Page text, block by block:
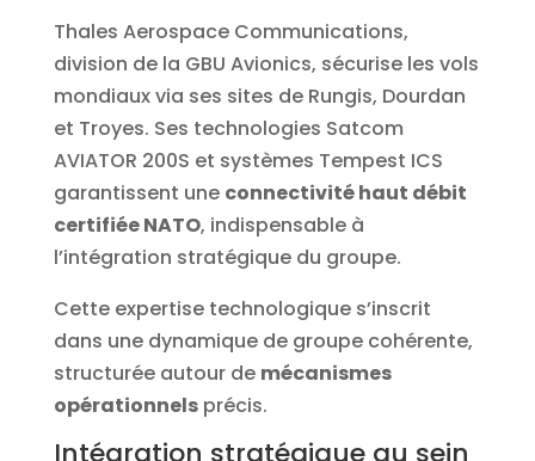
Thales Aerospace Communications,
division de la GBU Avionics, sécurise les vols
mondiaux via ses sites de Rungis, Dourdan
et Troyes. Ses technologies Satcom
AVIATOR 200S et systèmes Tempest ICS
garantissent une connectivité haut débit
certifiée NATO, indispensable à
l’intégration stratégique du groupe.
Cette expertise technologique s’inscrit
dans une dynamique de groupe cohérente,
structurée autour de mécanismes
opérationnelsprécis.